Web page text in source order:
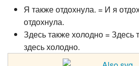
Я также отдохнула. = И я
отдохнула.
Здесь также холодно = Здесь
здесь холодно.